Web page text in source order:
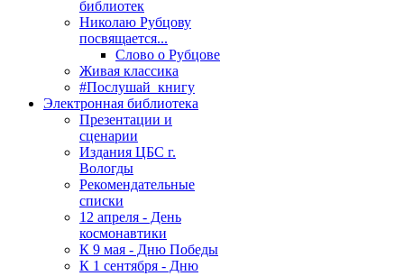
библиотек
Николаю Рубцову
посвящается...
Слово о Рубцове
Живая классика
#Послушай_книгу
Электронная библиотека
Презентации и
сценарии
Издания ЦБС г.
Вологды
Рекомендательные
списки
12 апреля - День
космонавтики
К 9 мая - Дню Победы
К 1 сентября - Дню